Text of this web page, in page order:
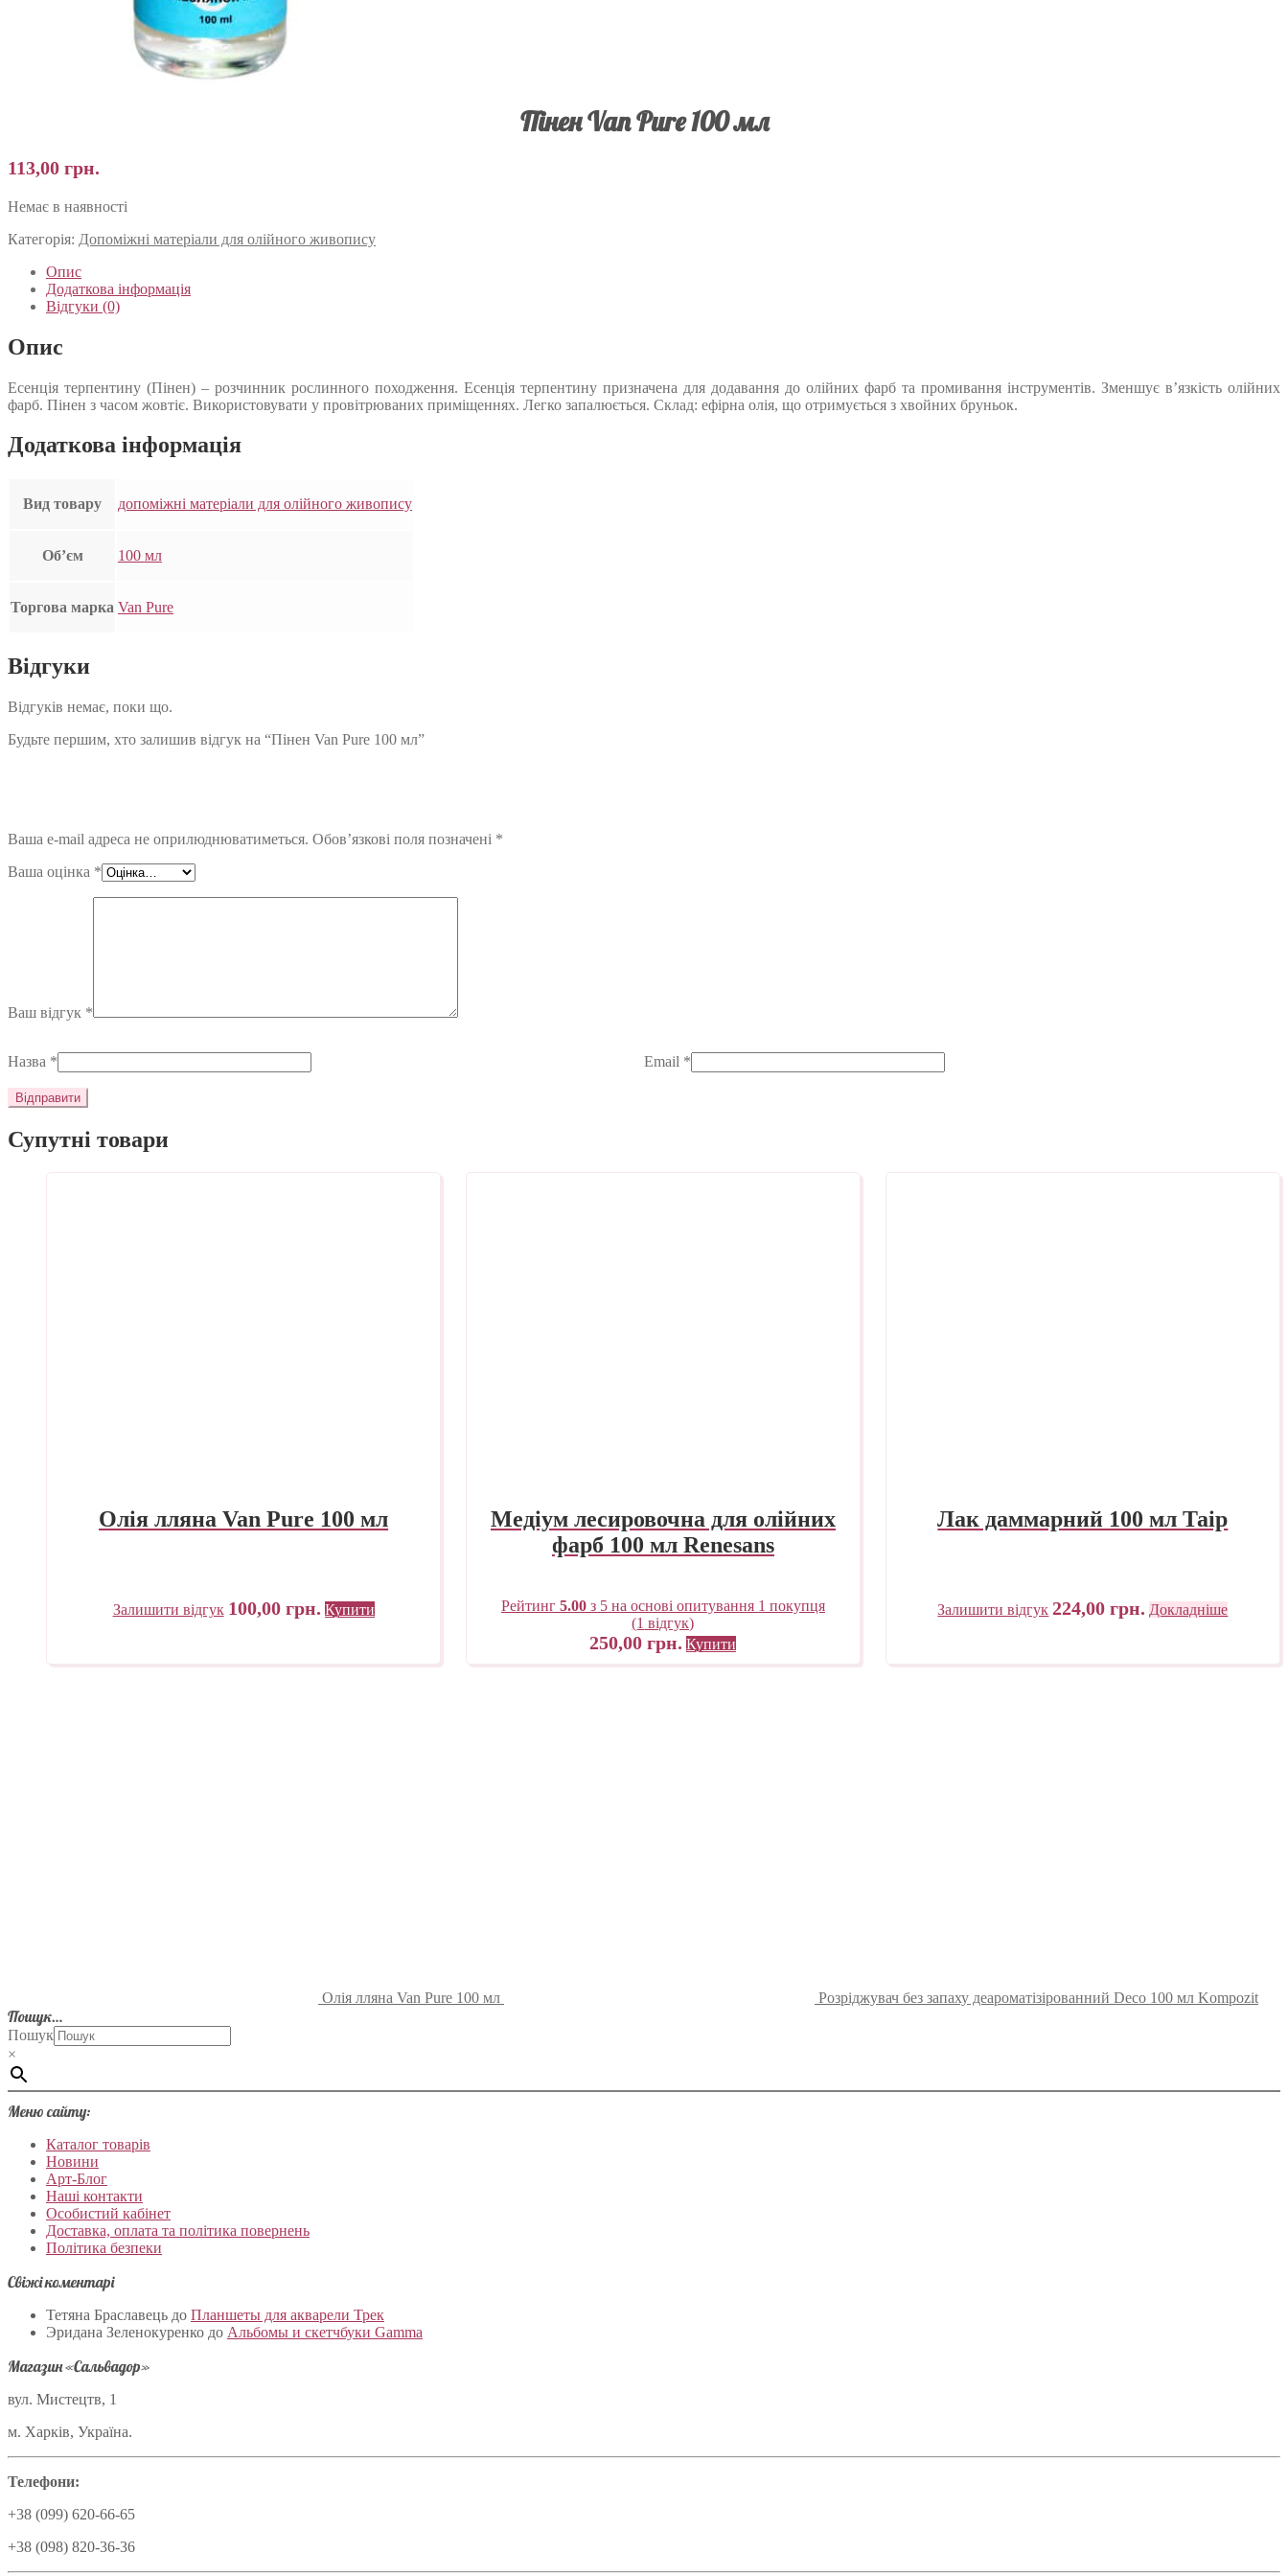
Пінен Van Pure 100 мл
113,00 грн.
Немає в наявності
Категорія: Допоміжні матеріали для олійного живопису
Опис
Додаткова інформація
Відгуки (0)
Опис
Есенція терпентину (Пінен) – розчинник рослинного походження. Есенція терпентину призначена для додавання до олійних фарб та промивання інструментів. Зменшує в’язкість олійних
фарб. Пінен з часом жовтіє. Використовувати у провітрюваних приміщеннях. Легко запалюється. Склад: ефірна олія, що отримується з хвойних бруньок.
Додаткова інформація
Вид товару допоміжні матеріали для олійного живопису
Об’єм 100 мл
Торгова марка Van Pure
Відгуки
Відгуків немає, поки що.
Будьте першим, хто залишив відгук на “Пінен Van Pure 100 мл”
Ваша e-mail адреса не оприлюднюватиметься. Обов’язкові поля позначені *
Ваша оцінка *
Ваш відгук *
Назва * Email *
Супутні товари
Олія лляна Van Pure 100 мл
Залишити відгук 100,00 грн. Купити
Медіум лесировочна для олійних
фарб 100 мл Renesans
Рейтинг 5.00з 5 на основі опитування 1 покупця
(1 відгук)
250,00грн. Купити
Лак даммарний 100 мл Таір
Залишити відгук 224,00грн. Докладніше
Олія лляна Van Pure 100 мл Розріджувач без запаху деароматізірованний Deco 100 мл Kompozit
Пошук…
Пошук
×
Меню сайту:
Каталог товарів
Новини
Арт-Блог
Наші контакти
Особистий кабінет
Доставка, оплата та політика повернень
Політика безпеки
Свіжі коментарі
Тетяна Браславець до Планшеты для акварели Трек
Эридана Зеленокуренко до Альбомы и скетчбуки Gamma
Магазин «Сальвадор»
вул. Мистецтв, 1
м. Харків, Україна.
Телефони:
+38 (099) 620-66-65
+38 (098) 820-36-36